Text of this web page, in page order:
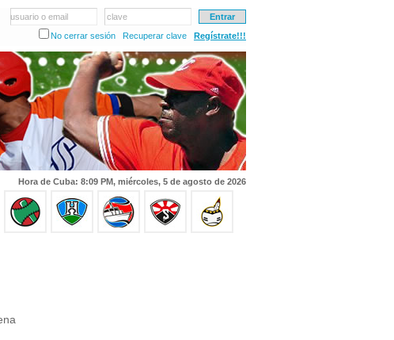
usuario o email
clave
No cerrar sesión
Recuperar clave Regístrate!!!
Hora de Cuba: 8:09 PM, miércoles, 5 de agosto de 2026